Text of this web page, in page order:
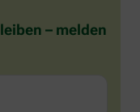
– melden